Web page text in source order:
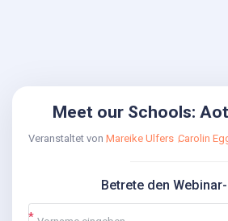
Meet our Schools:
Veranstaltet von Mareike Ulfers Carolin
Betrete den